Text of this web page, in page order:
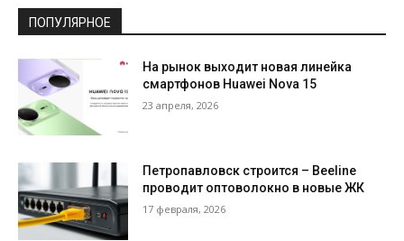
ПОПУЛЯРНОЕ
На рынок выходит новая линейка
смартфонов Huawei Nova 15
23 апреля, 2026
Петропавловск строится – Beeline
проводит оптоволокно в новые ЖК
17 февраля, 2026